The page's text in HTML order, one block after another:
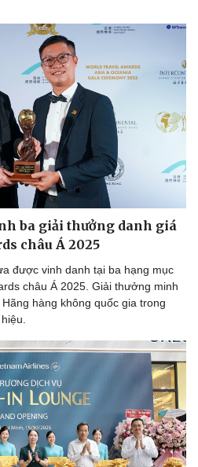
ba giải thưởng danh giá
châu Á 2025
được vinh danh tại ba hạng mục
châu Á 2025. Giải thưởng minh
hàng không quốc gia trong